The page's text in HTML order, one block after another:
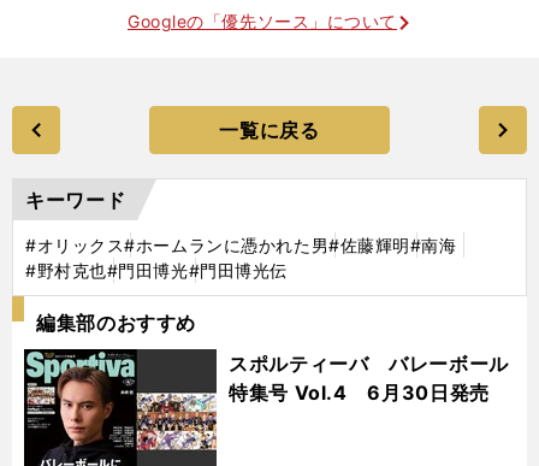
Googleの「優先ソース」について
一覧に戻る
キーワード
#オリックス#ホームランに憑かれた男#佐藤輝明#南海
#野村克也#門田博光#門田博光伝
編集部のおすすめ
スポルティーバ バレーボール
特集号 Vol.4 6月30日発売